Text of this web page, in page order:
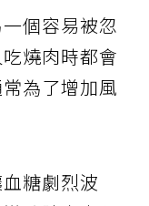
個容易被忽
燒肉時都會
為了增加風
糖劇烈波